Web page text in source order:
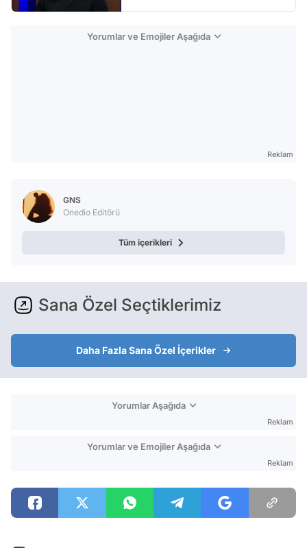
Yorumlar ve Emojiler Aşağıda
Reklam
GNS
Onedio Editörü
Tüm içerikleri
Sana Özel Seçtiklerimiz
Daha Fazla Sana Özel İçerikler
Yorumlar Aşağıda
Reklam
Yorumlar ve Emojiler Aşağıda
Reklam